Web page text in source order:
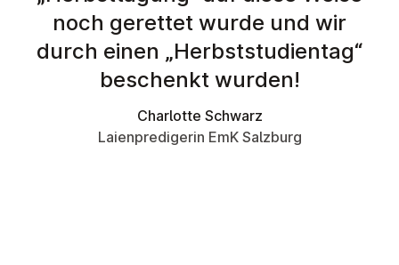
noch gerettet wurde und wir
durch einen „Herbststudientag“
beschenkt wurden!
Charlotte Schwarz
Laienpredigerin EmK Salzburg